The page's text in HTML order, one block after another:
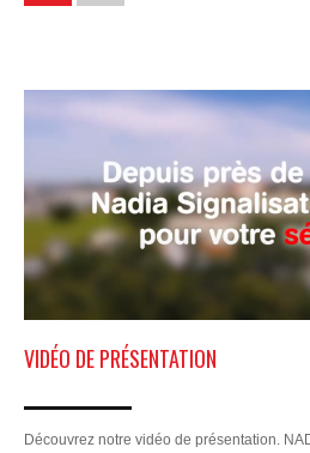
VIDÉO DE PRÉSENTATION
Découvrez notre vidéo de présentation.